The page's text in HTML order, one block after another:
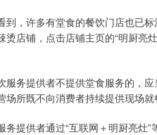
许多有堂食的餐饮门店也已标
烫店铺，点击店铺主页的“明厨亮
务提供者不提供堂食服务的，应
场所既不向消费者持续提供现场
提供者通过“互联网＋明厨亮灶”